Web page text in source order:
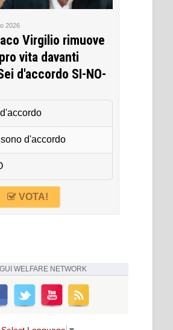
2026
Virgilio rimuove
vita davanti
d'accordo SI-NO-
d'accordo
VOTA!
WELFARE NETWORK